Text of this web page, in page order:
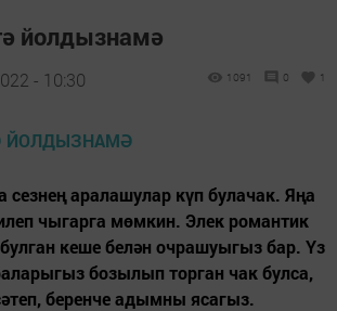
йолдызнамә
- 10:30 1091 0 1
сезнең аралашулар күп булачак. Яңа
чыгарга мөмкин. Элек романтик
кеше белән очрашуыгыз бар. Үз
бозылып торган чак булса,
беренче адымны ясагыз.